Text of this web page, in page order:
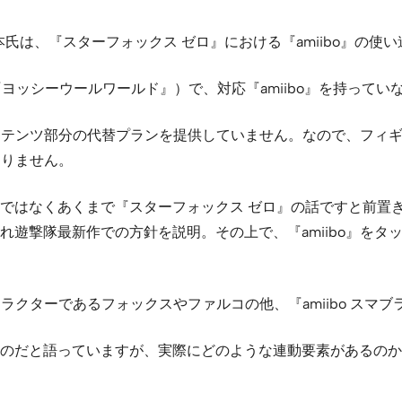
は、『スターフォックス ゼロ』における『amiibo』の使
ッシーウールワールド』）で、対応『amiibo』を持ってい
ンツ部分の代替プランを提供していません。なので、フィ
ません。
はなくあくまで『スターフォックス ゼロ』の話ですと前
遊撃隊最新作での方針を説明。その上で、『amiibo』をタ
クターであるフォックスやファルコの他、『amiibo スマ
だと語っていますが、実際にどのような連動要素があるの